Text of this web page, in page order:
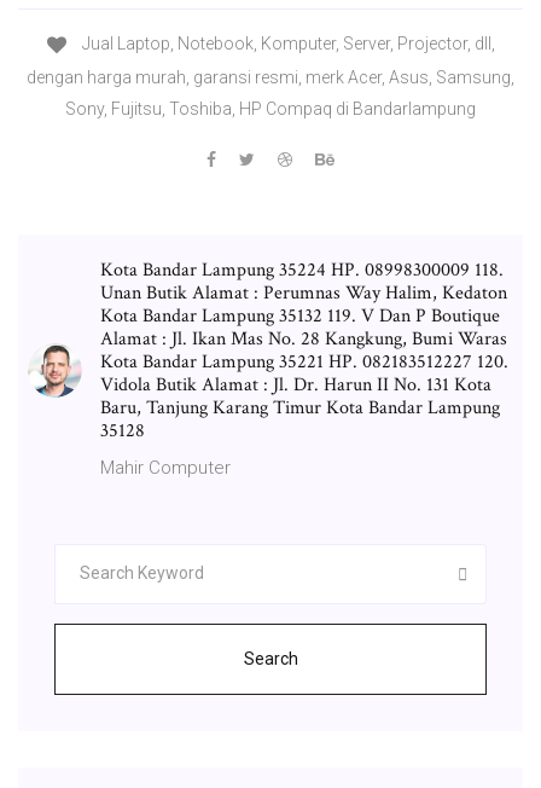
Jual Laptop, Notebook, Komputer, Server, Projector, dll,
dengan harga murah, garansi resmi, merk Acer, Asus, Samsung,
Sony, Fujitsu, Toshiba, HP Compaq di Bandarlampung
Kota Bandar Lampung 35224 HP. 08998300009 118.
Unan Butik Alamat : Perumnas Way Halim, Kedaton
Kota Bandar Lampung 35132 119. V Dan P Boutique
Alamat : Jl. Ikan Mas No. 28 Kangkung, Bumi Waras
Kota Bandar Lampung 35221 HP. 082183512227 120.
Vidola Butik Alamat : Jl. Dr. Harun II No. 131 Kota
Baru, Tanjung Karang Timur Kota Bandar Lampung
35128
Mahir Computer
Search